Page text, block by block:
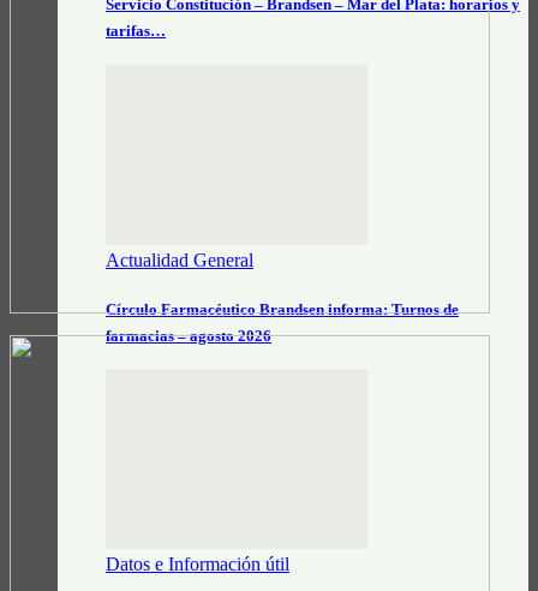
Servicio Constitución – Brandsen – Mar del Plata: horarios y
tarifas…
Actualidad General
Círculo Farmacéutico Brandsen informa: Turnos de
farmacias – agosto 2026
Datos e Información útil